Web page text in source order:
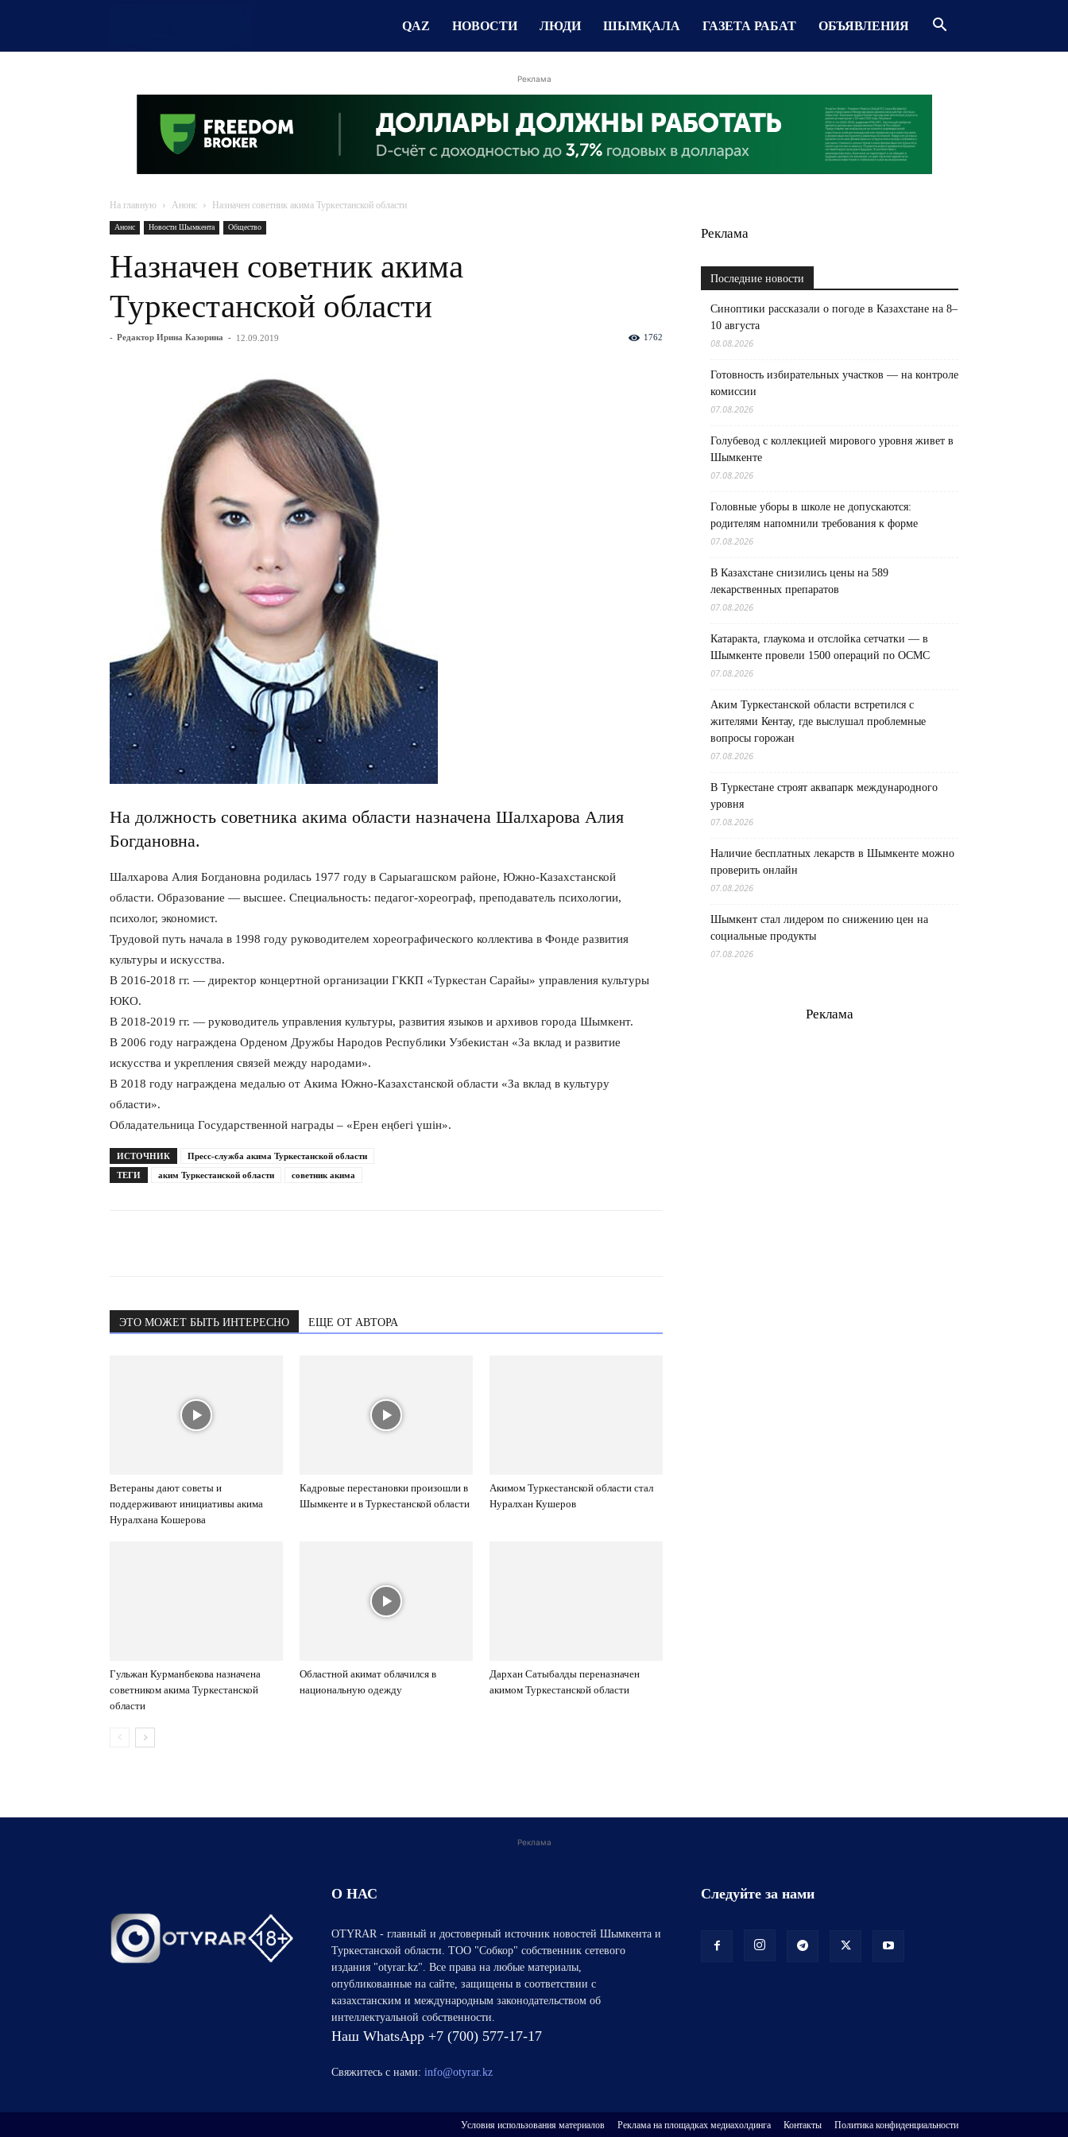
QAZ НОВОСТИ ЛЮДИ ШЫМҚАЛА ГАЗЕТА РАБАТ ОБЪЯВЛЕНИЯ
Реклама
На главную Анонс Назначен советник акима Туркестанской области
Анонс Новости Шымкента Общество
Назначен советник акима
Туркестанской области
- Редактор Ирина Казорина - 12.09.2019 1762
На должность советника акима области назначена Шалхарова Алия
Богдановна.
Шалхарова Алия Богдановна родилась 1977 году в Сарыагашском районе, Южно-Казахстанской
области. Образование — высшее. Специальность: педагог-хореограф, преподаватель психологии,
психолог, экономист.
Трудовой путь начала в 1998 году руководителем хореографического коллектива в Фонде развития
культуры и искусства.
В 2016-2018 гг. — директор концертной организации ГККП «Туркестан Сарайы» управления культуры
ЮКО.
В 2018-2019 гг. — руководитель управления культуры, развития языков и архивов города Шымкент.
В 2006 году награждена Орденом Дружбы Народов Республики Узбекистан «За вклад и развитие
искусства и укрепления связей между народами».
В 2018 году награждена медалью от Акима Южно-Казахстанской области «За вклад в культуру
области».
Обладательница Государственной награды – «Ерен еңбегі үшін».
ИСТОЧНИК
Пресс-служба акима Туркестанской области
ТЕГИ
аким Туркестанской области советник акима
ЭТО МОЖЕТ БЫТЬ ИНТЕРЕСНО ЕЩЕ ОТ АВТОРА
Ветераны дают советы и
поддерживают инициативы акима
Нуралхана Кошерова
Кадровые перестановки произошли в
Шымкенте и в Туркестанской области
Акимом Туркестанской области стал
Нуралхан Кушеров
Гульжан Курманбекова назначена
советником акима Туркестанской
области
Областной акимат облачился в
национальную одежду
Дархан Сатыбалды переназначен
акимом Туркестанской области
Реклама
Последние новости
Синоптики рассказали о погоде в Казахстане на 8–
10 августа
08.08.2026
Готовность избирательных участков — на контроле
комиссии
07.08.2026
Голубевод с коллекцией мирового уровня живет в
Шымкенте
07.08.2026
Головные уборы в школе не допускаются:
родителям напомнили требования к форме
07.08.2026
В Казахстане снизились цены на 589
лекарственных препаратов
07.08.2026
Катаракта, глаукома и отслойка сетчатки — в
Шымкенте провели 1500 операций по ОСМС
07.08.2026
Аким Туркестанской области встретился с
жителями Кентау, где выслушал проблемные
вопросы горожан
07.08.2026
В Туркестане строят аквапарк международного
уровня
07.08.2026
Наличие бесплатных лекарств в Шымкенте можно
проверить онлайн
07.08.2026
Шымкент стал лидером по снижению цен на
социальные продукты
07.08.2026
Реклама
Реклама
О НАС
OTYRAR - главный и достоверный источник новостей Шымкента и
Туркестанской области. ТОО "Собкор" собственник сетевого
издания "otyrar.kz". Все права на любые материалы,
опубликованные на сайте, защищены в соответствии с
казахстанским и международным законодательством об
интеллектуальной собственности.
Наш WhatsApp +7 (700) 577-17-17
Свяжитесь с нами: info@otyrar.kz
Следуйте за нами
Условия использования материалов Реклама на площадках медиахолдинга Контакты Политика конфиденциальности